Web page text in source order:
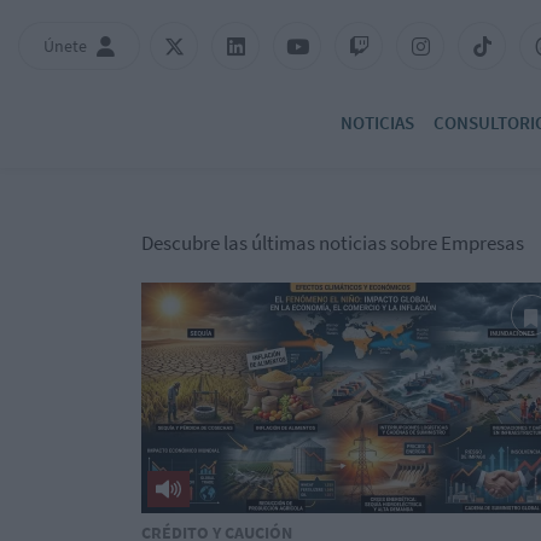
Únete
NOTICIAS
Descubre las últimas noticias sobre Empresas
CRÉDITO Y CAUCIÓN